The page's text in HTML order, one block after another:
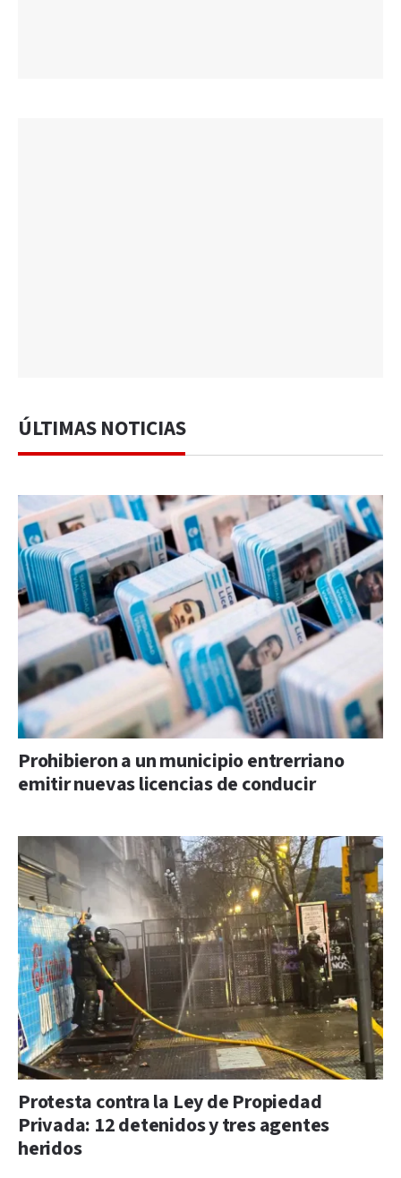
ÚLTIMAS NOTICIAS
Prohibieron a un municipio entrerriano
emitir nuevas licencias de conducir
Protesta contra la Ley de Propiedad
Privada: 12 detenidos y tres agentes
heridos